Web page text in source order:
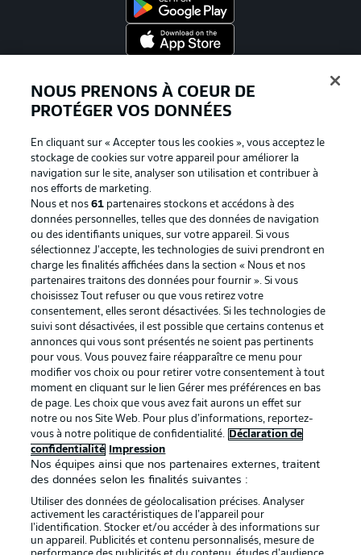
La publicité Conditions d’utilisation des
Mentions Légales Gérer mes préférences
Déclaration de
confidentialité
Diffuseurs
Travaux Contact
Impression Joueurs
NOUS PRENONS À COEUR DE
PROTÉGER VOS DONNÉES
En cliquant sur « Accepter tous les cookies », vous acceptez le
stockage de cookies sur votre appareil pour améliorer la
navigation sur le site, analyser son utilisation et contribuer à
nos efforts de marketing.
Nous et nos61 partenaires stockons et accédons à des
données personnelles, telles que des données de navigation
ou des identifiants uniques, sur votre appareil. Si vous
sélectionnez J'accepte, les technologies de suivi prendront en
charge les finalités affichées dans la section « Nous et nos
partenaires traitons des données pour fournir ». Si vous
choisissez Tout refuser ou que vous retirez votre
consentement, elles seront désactivées. Si les technologies de
suivi sont désactivées, il est possible que certains contenus et
annonces qui vous sont présentés ne soient pas pertinents
pour vous. Vous pouvez faire réapparaître ce menu pour
modifier vos choix ou pour retirer votre consentement à tout
moment en cliquant sur le lien Gérer mes préférences en bas
de page. Les choix que vous avez fait aurons un effet sur
notre ou nos Site Web. Pour plus d’informations, reportez-
vous à notre politique de confidentialité.
Déclaration de
confidentialité
Impression
Nos équipes ainsi que nos partenaires externes, traitent
des données selon les finalités suivantes :
Utiliser des données de géolocalisation précises. Analyser
activement les caractéristiques de l’appareil pour
l’identification. Stocker et/ou accéder à des informations sur
un appareil. Publicités et contenu personnalisés, mesure de